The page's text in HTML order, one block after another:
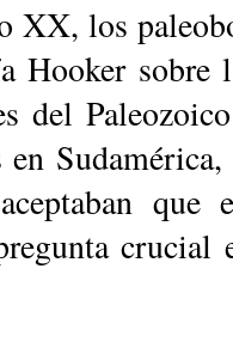
los
Hooker
del
en
que
crucial